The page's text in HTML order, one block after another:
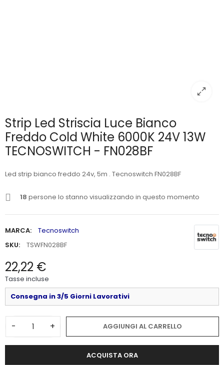
Strip Led Striscia Luce Bianco
Freddo Cold White 6000K 24V 13W
TECNOSWITCH - FN028BF
Led strip bianco freddo 24v, 5m . Tecnoswitch FN028BF
18 persone lo stanno visualizzando in questo momento
MARCA:
Tecnoswitch
SKU:
TSWFN028BF
22,22 €
Tasse incluse
Consegna in 3/5 Giorni Lavorativi
- + AGGIUNGI AL CARRELLO
ACQUISTA ORA